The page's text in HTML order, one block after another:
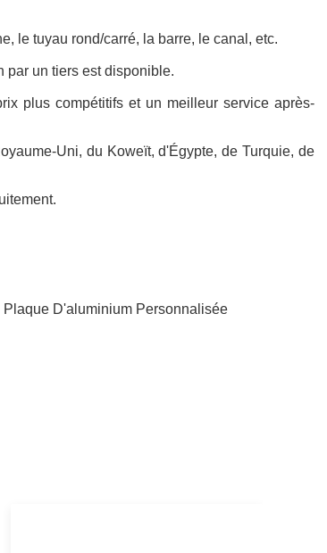
à partir de plaques d'alliage d'aluminium